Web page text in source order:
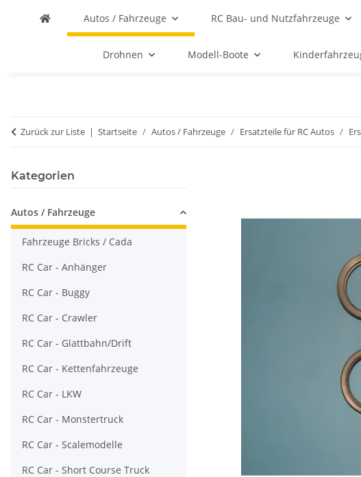
Autos / Fahrzeuge RC Bau- und Nutzfahrzeuge
Drohnen Modell-Boote
Zurück zur Liste Startseite Autos / Fahrzeuge Ersatzteile für RC Autos
Kategorien
Autos / Fahrzeuge
Fahrzeuge Bricks / Cada
RC Car - Anhänger
RC Car - Buggy
RC Car - Crawler
RC Car - Glattbahn/Drift
RC Car - Kettenfahrzeuge
RC Car - LKW
RC Car - Monstertruck
RC Car - Scalemodelle
RC Car - Short Course Truck